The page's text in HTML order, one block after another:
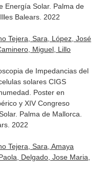
Energía Solar. Palma de
Balears. 2022
Tejera, Sara, López, José
Miguel, Lillo
de Impedancias del
solares CIGS
Poster en
y XIV Congreso
Palma de Mallorca.
2022
Tejera, Sara, Amaya
Delgado, Jose Maria,